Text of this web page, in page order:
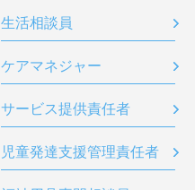
生活相談員
ケアマネジャー
サービス提供責任者
児童発達支援管理責任者